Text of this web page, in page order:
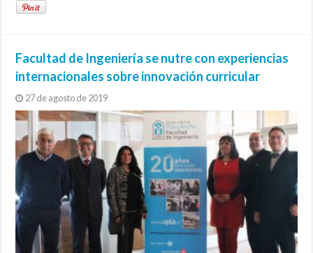
Facultad de Ingeniería se nutre con experiencias
internacionales sobre innovación curricular
27 de agosto de 2019